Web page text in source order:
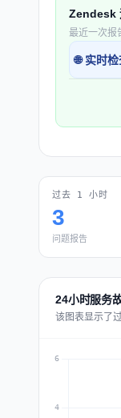
Zendesk
最近一次
🌐 实时
过去 1 小时
3
问题报告
24小时服务
该图表显示了